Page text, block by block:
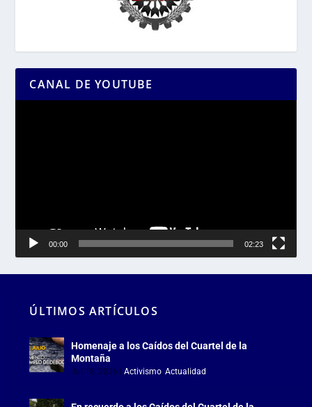
CANAL DE YOUTUBE
00:00 02:23
ÚLTIMOS ARTÍCULOS
Homenaje a los Caídos del Cuartel de la
Montaña
Jul 18, 2026 |Activismo,Actualidad